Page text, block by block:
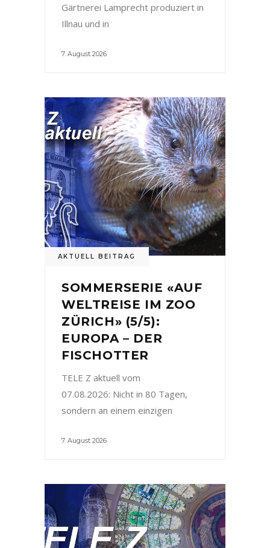
Gärtnerei Lamprecht produziert in
Illnau und in
7. August 2026
AKTUELL BEITRAG
SOMMERSERIE «AUF
WELTREISE IM ZOO
ZÜRICH» (5/5):
EUROPA – DER
FISCHOTTER
TELE Z aktuell vom
07.08.2026: Nicht in 80 Tagen,
sondern an einem einzigen
7. August 2026